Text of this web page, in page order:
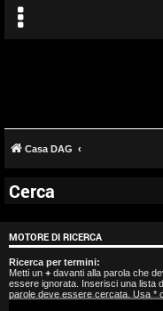
A
r
g
o
Casa DAG
Cerca
MOTORE DI RICERCA
Ricerca per termini:
Metti un + davanti alla parola che
essere ignorata. Inserisci una lista
parole deve essere cercata. Usa *